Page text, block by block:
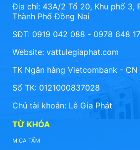
Địa chỉ: 43A/2 Tổ 20, Khu phố 3,
Thành Phố Đồng Nai
SĐT: 0919 042 088 - 0978 648
Website: vattulegiaphat.com
TK Ngân hàng Vietcombank -
Số TK: 0121000837028
Chủ tài khoản: Lê Gia Phát
TỪ KHÓA
MICA TẤM